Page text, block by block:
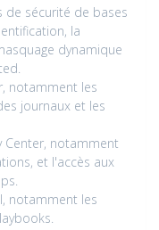
sécurité de bases
la
dynamique
notamment les
journaux et les
Center, notamment
et l'accès aux
notamment les